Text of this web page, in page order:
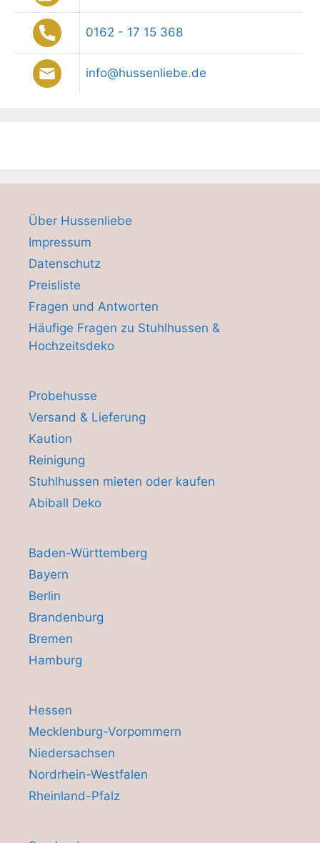
0162 - 17 15 368
info@hussenliebe.de
Über Hussenliebe
Impressum
Datenschutz
Preisliste
Fragen und Antworten
Häufige Fragen zu Stuhlhussen &
Hochzeitsdeko
Probehusse
Versand & Lieferung
Kaution
Reinigung
Stuhlhussen mieten oder kaufen
Abiball Deko
Baden-Württemberg
Bayern
Berlin
Brandenburg
Bremen
Hamburg
Hessen
Mecklenburg-Vorpommern
Niedersachsen
Nordrhein-Westfalen
Rheinland-Pfalz